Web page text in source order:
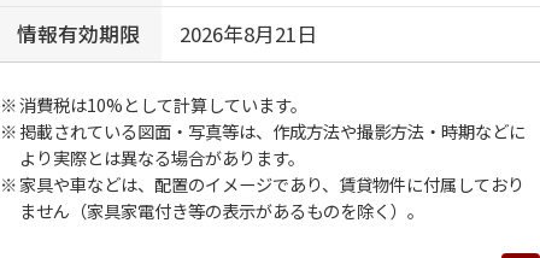
情報有効期限
2026年8月21日
消費税は10%として計算しています。
掲載されている図面・写真等は、作成方法や撮影方法・時期などに
より実際とは異なる場合があります。
家具や車などは、配置のイメージであり、賃貸物件に付属しており
ません（家具家電付き等の表示があるものを除く）。